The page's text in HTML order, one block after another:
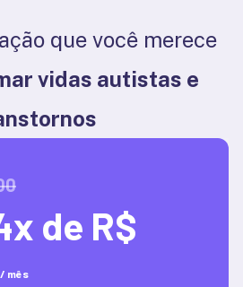
que você merece
vidas autistas e
de R$
/ mês